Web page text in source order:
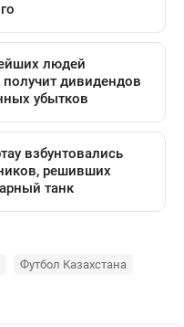
Футбол Казахстана